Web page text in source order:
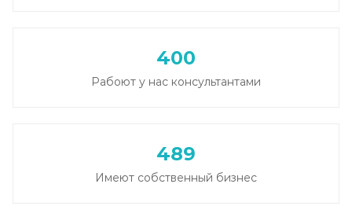
Лечение зависимости от амфетамина
Записаться
400
Рабоют у нас консультантами
489
Имеют собственный бизнес